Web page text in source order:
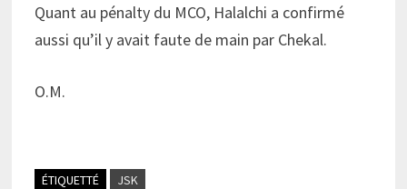
Quant au pénalty du MCO, Halalchi a confirmé
aussi qu’il y avait faute de main par Chekal.
O.M.
ÉTIQUETTÉ JSK